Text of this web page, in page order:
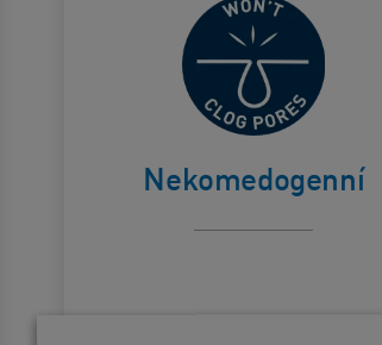
Nekomedogenní
Neucpává
póry